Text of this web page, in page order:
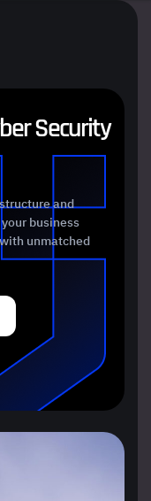
berSecurity
and
business
unmatched